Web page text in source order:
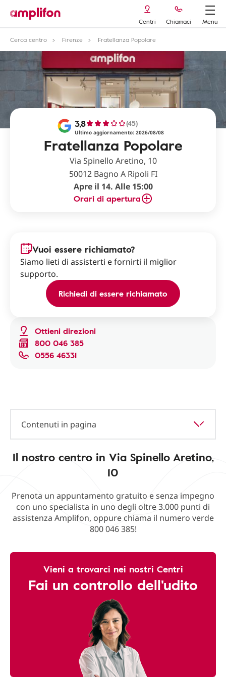
Centri Chiamaci
Menu
Cerca centro
Firenze Fratellanza Popolare
Fratellanza Popolare
3,8 (45)
Ultimo aggiornamento: 2026/08/08
Via Spinello Aretino, 10
50012 Bagno A Ripoli FI
Apre il 14. Alle 15:00
Orari di apertura
Ottieni direzioni
800 046 385
0556 46331
Vuoi essere richiamato?
Siamo lieti di assisterti e fornirti il miglior
supporto.
Richiedi di essere richiamato
Contenuti in pagina
Il nostro centro in Via Spinello Aretino,
10
Prenota un appuntamento gratuito e senza impegno
con uno specialista in uno degli oltre 3.000 punti di
assistenza Amplifon, oppure chiama il numero verde
800 046 385!
Vieni a trovarci nei nostri Centri
Fai un controllo dell'udito